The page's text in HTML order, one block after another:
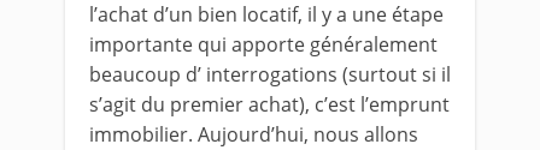
l’achat d’un bien locatif, il y a une étape
importante qui apporte généralement
beaucoup d’ interrogations (surtout si il
s’agit du premier achat), c’est l’emprunt
immobilier. Aujourd’hui, nous allons